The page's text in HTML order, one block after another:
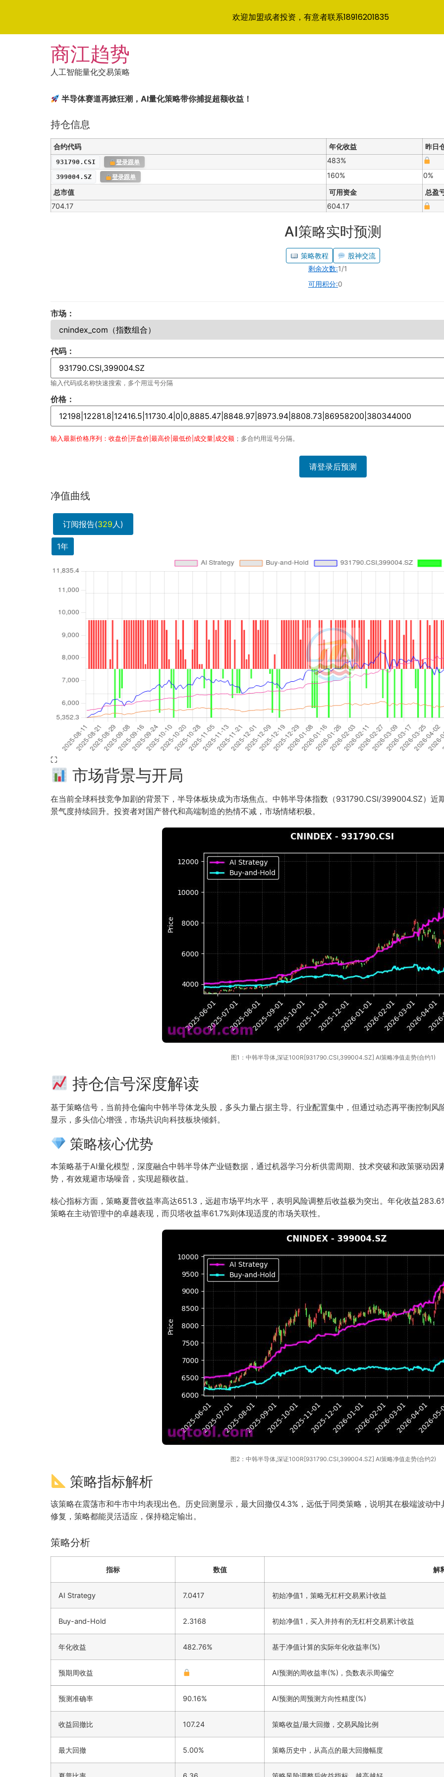
商江趋势
人工智能量化交易策略
半导体赛道再掀狂潮，AI量化策略带你捕捉超额收益！
持仓信息
合约代码 年化收益 昨日
931790.CSI 登录跟单 483%
399004.SZ 登录跟单 160%
0%
总市值
可用资金
总盈
704.17
604.17
AI策略实时预测
策略教程
股神交流
剩余次数:1/1
可用积分:0
市场：
代码：
输入代码或名称快速搜索，多个用逗号分隔
价格：
输入最新价格序列：收盘价|开盘价|最高价|最低价|成交量|成交额 ；多合约用逗号分隔。
请登录后预测
净值曲线
订阅报告(329人)
1年
⛶
市场背景与开局
在当前全球科技竞争加剧的背景下，半导体板块成为市场焦点。中韩半导体指数（931790.CSI/399004.SZ）近
景气度持续回升。投资者对国产替代和高端制造的热情不减，市场情绪积极。
图1：中韩半导体,深证100R[931790.CSI,399004.SZ] AI策略净值走势(合约1)
持仓信号深度解读
基于策略信号，当前持仓偏向中韩半导体龙头股，多头力量占据主导。行业配置集中，但通过动态再平衡控制
显示，多头信心增强，市场共识向科技板块倾斜。
策略核心优势
本策略基于AI量化模型，深度融合中韩半导体产业链数据，通过机器学习分析供需周期、技术突破和政策驱动
势，有效规避市场噪音，实现超额收益。
核心指标方面，策略夏普收益率高达651.3，远超市场平均水平，表明风险调整后收益极为突出。年化收益
策略在主动管理中的卓越表现，而贝塔收益率61.7%则体现适度的市场关联性。
图2：中韩半导体,深证100R[931790.CSI,399004.SZ] AI策略净值走势(合约2)
策略指标解析
该策略在震荡市和牛市中均表现出色。历史回测显示，最大回撤仅4.3%，远低于同类策略，说明其在极端波动
修复，策略都能灵活适应，保持稳定输出。
策略分析
指标 数值 解
AI Strategy 7.0417 初始净值1，策略无杠杆交易累计收益
Buy-and-Hold 2.3168 初始净值1，买入并持有的无杠杆交易累计收益
年化收益 482.76% 基于净值计算的实际年化收益率(%)
预期周收益 AI预测的周收益率(%)，负数表示周偏空
预测准确率 90.16% AI预测的周预测方向性精度(%)
收益回撤比 107.24 策略收益/最大回撤，交易风险比例
最大回撤 5.00% 策略历史中，从高点的最大回撤幅度
欢迎加盟或者投资，有意者联系18916201835